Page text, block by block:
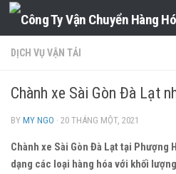
Skip to content
DỊCH VỤ VẬN TẢI
Chành xe Sài Gòn Đà Lạt
BY MY NGO · 20 THÁNG MỘT, 2021
Chành xe Sài Gòn Đà Lạt tại Phượng
dạng các loại hàng hóa với khối